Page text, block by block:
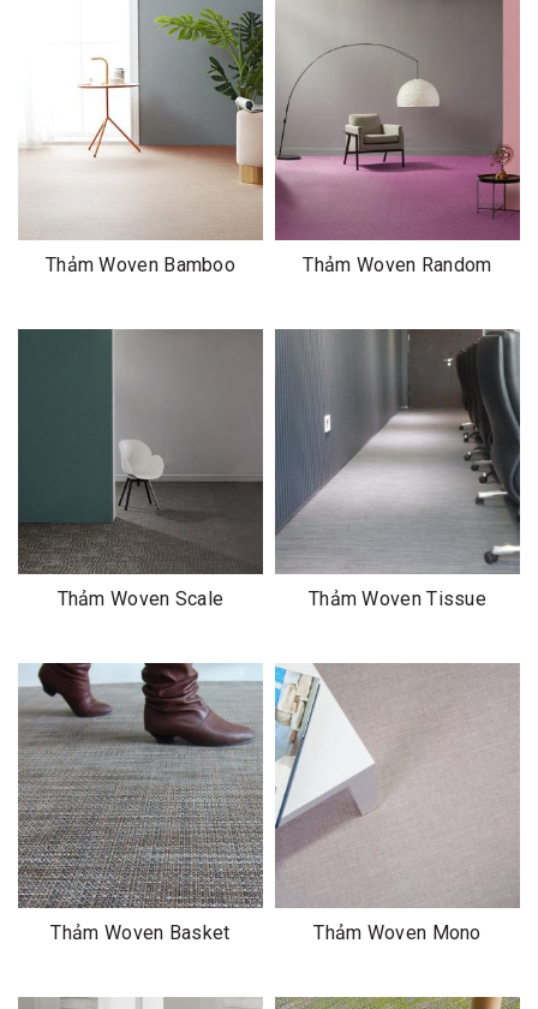
Thảm Woven Bamboo Thảm Woven Random
Thảm Woven Scale Thảm Woven Tissue
Thảm Woven Basket Thảm Woven Mono